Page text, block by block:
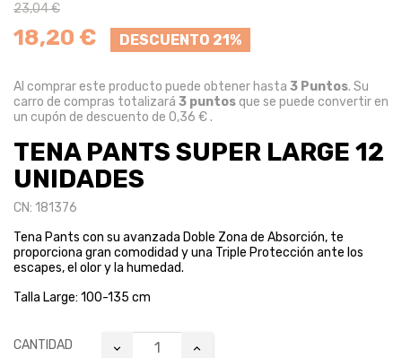
23,04 €
18,20 € DESCUENTO 21%
Al comprar este producto puede obtener hasta 3 Puntos. Su
carro de compras totalizará 3 puntosque se puede convertir en
un cupón de descuento de 0,36 €.
TENA PANTS SUPER LARGE 12
UNIDADES
CN: 181376
Tena Pants con su avanzada Doble Zona de Absorción, te
proporciona gran comodidad y una Triple Protección ante los
escapes, el olor y la humedad.
Talla Large: 100-135 cm
CANTIDAD